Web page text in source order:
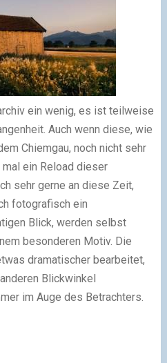
ein wenig, es ist teilweise
Auch wenn diese, wie
Chiemgau, noch nicht sehr
ein Reload dieser
sehr gerne an diese Zeit,
fotografisch ein
Blick, werden selbst
besonderen Motiv. Die
dramatischer bearbeitet,
Blickwinkel
im Auge des Betrachters.